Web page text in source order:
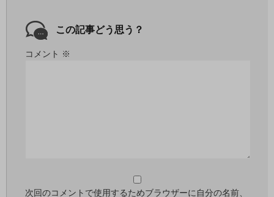
この記事どう思う？
コメント ※
次回のコメントで使用するためブラウザーに自分の名前、